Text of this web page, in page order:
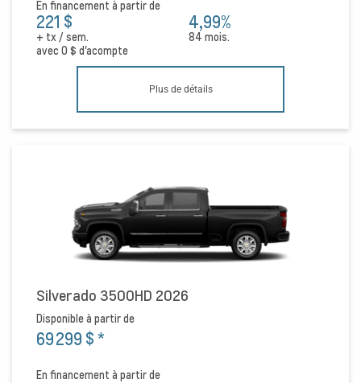
En financement à partir de
221 $
+ tx / sem.
4,99%
84 mois.
avec0 $ d'acompte
Plus de détails
Silverado 3500HD 2026
Disponible à partir de
69 299 $*
En financement à partir de